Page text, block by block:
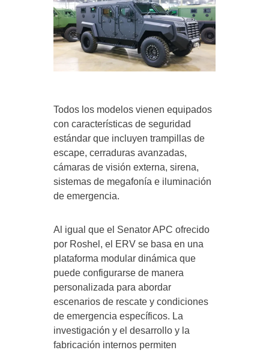
Todos los modelos vienen equipados
con características de seguridad
estándar que incluyen trampillas de
escape, cerraduras avanzadas,
cámaras de visión externa, sirena,
sistemas de megafonía e iluminación
de emergencia.
Al igual que el Senator APC ofrecido
por Roshel, el ERV se basa en una
plataforma modular dinámica que
puede configurarse de manera
personalizada para abordar
escenarios de rescate y condiciones
de emergencia específicos. La
investigación y el desarrollo y la
fabricación internos permiten